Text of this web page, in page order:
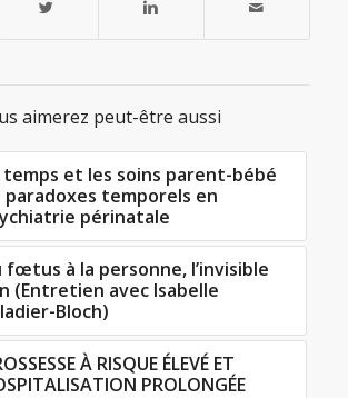
aimerez peut-être aussi
temps et les soins parent-bébé
paradoxes temporels en
périnatale
fœtus à la personne, l’invisible
(Entretien avec Isabelle
Bloch)
À RISQUE ÉLEVÉ ET
PROLONGÉE